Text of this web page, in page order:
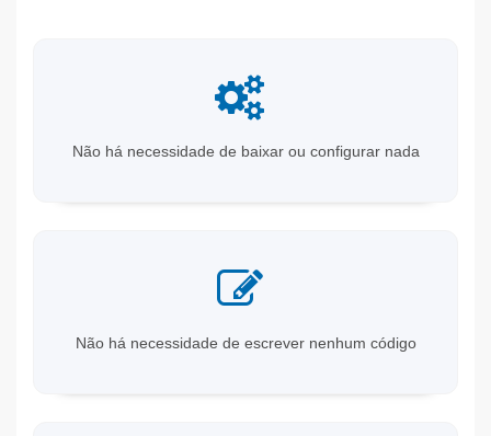
Não há necessidade de baixar ou configurar nada
Não há necessidade de escrever nenhum código